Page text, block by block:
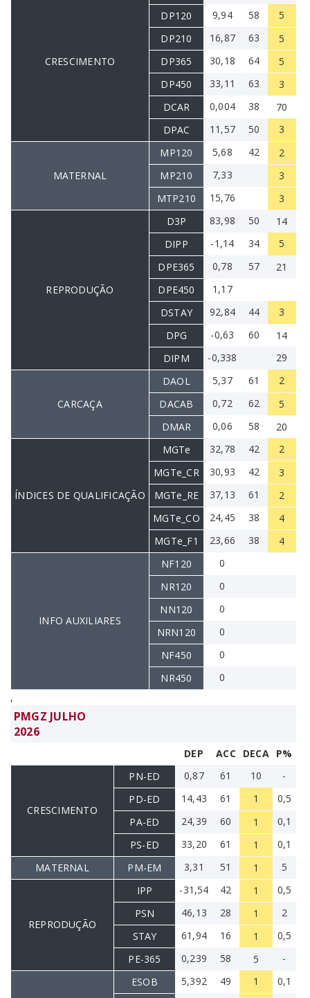
CRESCIMENTO
DP120
9,94 58
5
DP210
16,87 63
5
DP365
30,18 64
5
DP450
33,11 63
3
DCAR
0,004 38
70
DPAC
11,57 50 3
MATERNAL
MP120 5,68 42
2
MP210
7,33
3
MTP210
15,76 3
REPRODUÇÃO
D3P 83,98 50
14
DIPP
-1,14 34
5
DPE365
0,78 57
21
DPE450
1,17
DSTAY
92,84 44
3
DPG
-0,63 60
14
DIPM
-0,338 29
CARCAÇA
DAOL 5,37 61
2
DACAB
0,72 62
5
DMAR
0,06 58 20
ÍNDICES DE QUALIFICAÇÃO
MGTe 32,78 42
2
MGTe_CR
30,93 42
3
MGTe_RE
37,13 61
2
MGTe_CO
24,45 38
4
MGTe_F1
23,66 38 4
INFO AUXILIARES
NF120
0
NR120
0
NN120
0
NRN120
0
NF450
0
NR450
0
,
PMGZ JULHO
2026
DEP ACC DECA P%
CRESCIMENTO
PN-ED 0,87 61 10
-
PD-ED
14,43 61 1
0,5
PA-ED
24,39 60 1
0,1
PS-ED
33,20 61 1
0,1
MATERNAL
PM-EM 3,31 51 1 5
REPRODUÇÃO
IPP -31,54 42 1
0,5
PSN
46,13 28 1
2
STAY
61,94 16 1
0,5
PE-365
0,239 58 5 -
ESOB 5,392 49 1
0,1